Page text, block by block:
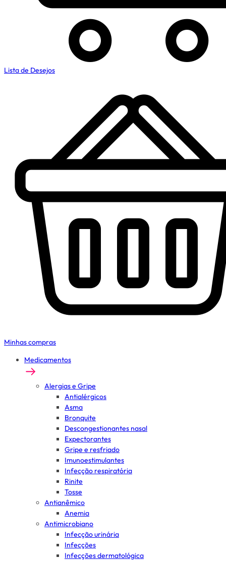
Lista de Desejos
Minhas compras
Medicamentos
Alergias e Gripe
Antialérgicos
Asma
Bronquite
Descongestionantes nasal
Expectorantes
Gripe e resfriado
Imunoestimulantes
Infecção respiratória
Rinite
Tosse
Antianêmico
Anemia
Antimicrobiano
Infecção urinária
Infecções
Infecções dermatológica